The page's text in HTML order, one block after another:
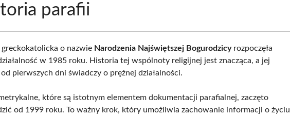
parafii
greckokatolicka o nazwie Narodzenia Najświętszej Bogurodzicyrozpoczęła
w 1985 roku. Historia tej wspólnoty religijnej jest znacząca, a jej
pierwszych dni świadczy o prężnej działalności.
które są istotnym elementem dokumentacji parafialnej, zaczęto
od 1999 roku. To ważny krok, który umożliwia zachowanie informacji o życiu